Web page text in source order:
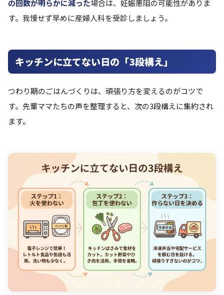
の回数が明らかに減った場合は、妊娠悪阻の可能性がありま
す。我慢せず早めに産婦人科を受診しましょう。
キッチンに立てない日の「3段構え」
つわり期のごはんづくりは、頑張り方を変えるのがコツで
す。先輩ママたちの声を整理すると、次の3段構えに集約され
ます。